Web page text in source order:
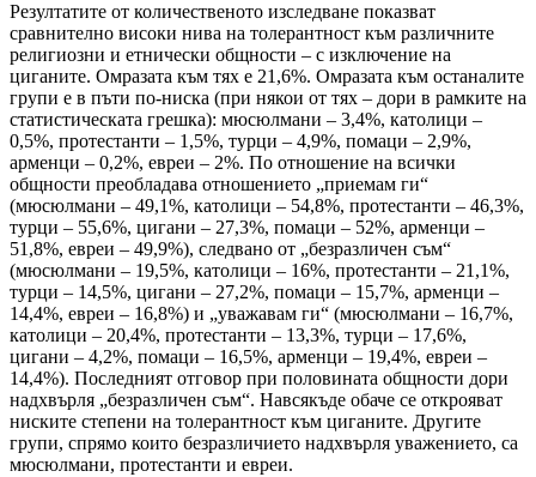
Резултатите от количественото изследване показват
сравнително високи нива на толерантност към различните
религиозни и етнически общности – с изключение на
циганите. Омразата към тях е 21,6%. Омразата към останалите
групи е в пъти по-ниска (при някои от тях – дори в рамките на
статистическата грешка): мюсюлмани – 3,4%, католици –
0,5%, протестанти – 1,5%, турци – 4,9%, помаци – 2,9%,
арменци – 0,2%, евреи – 2%. По отношение на всички
общности преобладава отношението „приемам ги“
(мюсюлмани – 49,1%, католици – 54,8%, протестанти – 46,3%,
турци – 55,6%, цигани – 27,3%, помаци – 52%, арменци –
51,8%, евреи – 49,9%), следвано от „безразличен съм“
(мюсюлмани – 19,5%, католици – 16%, протестанти – 21,1%,
турци – 14,5%, цигани – 27,2%, помаци – 15,7%, арменци –
14,4%, евреи – 16,8%) и „уважавам ги“ (мюсюлмани – 16,7%,
католици – 20,4%, протестанти – 13,3%, турци – 17,6%,
цигани – 4,2%, помаци – 16,5%, арменци – 19,4%, евреи –
14,4%). Последният отговор при половината общности дори
надхвърля „безразличен съм“. Навсякъде обаче се открояват
ниските степени на толерантност към циганите. Другите
групи, спрямо които безразличието надхвърля уважението, са
мюсюлмани, протестанти и евреи.